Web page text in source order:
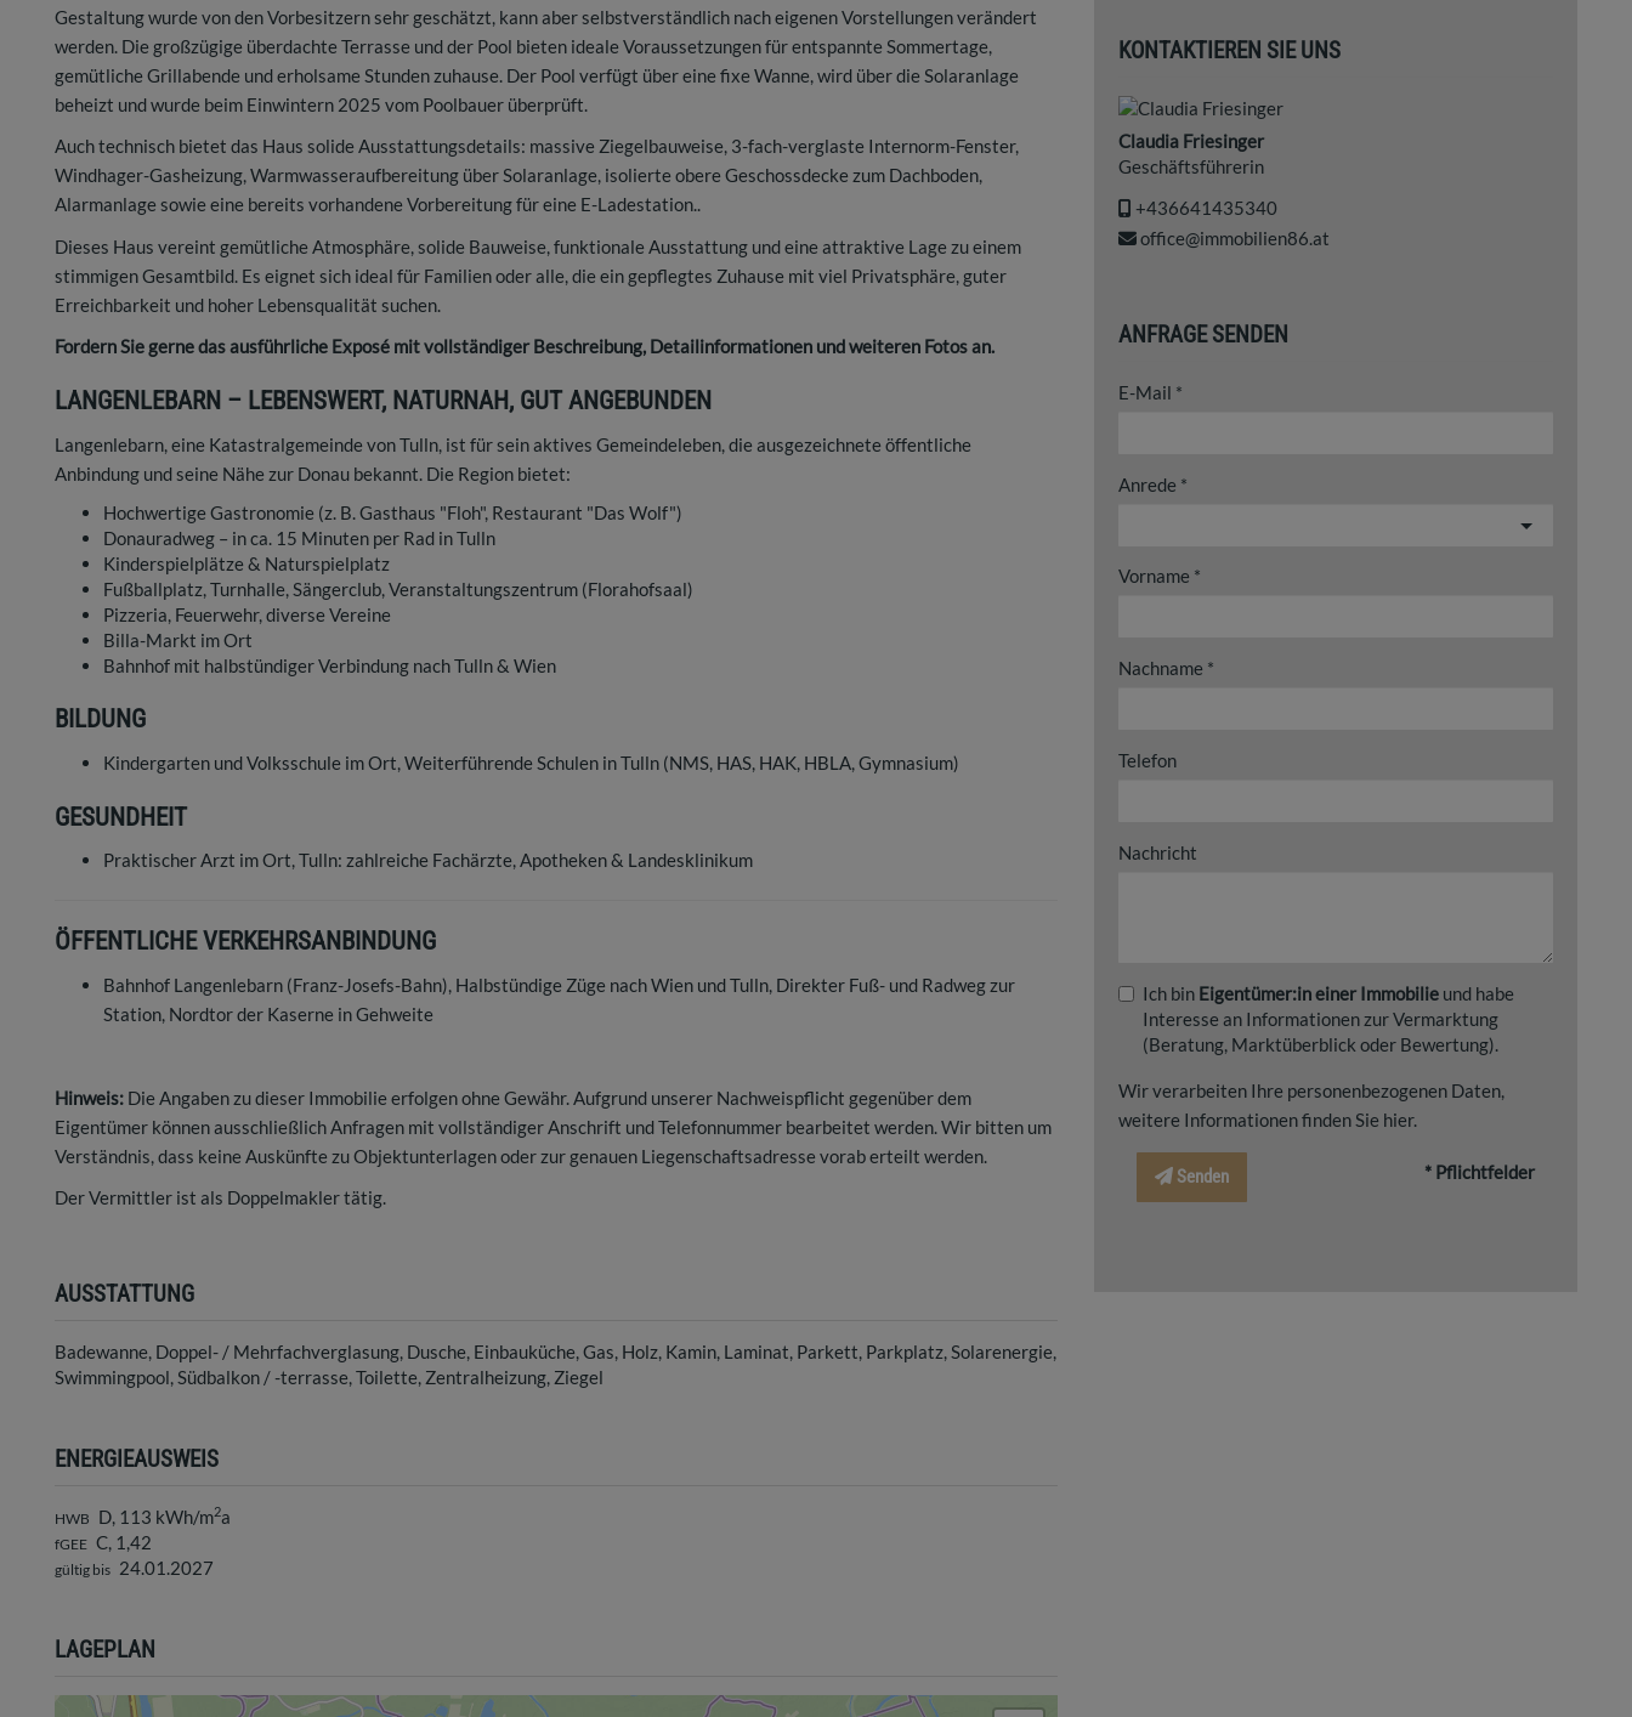
Gestaltung wurde von den Vorbesitzern sehr geschätzt, kann aber selbstverständlich nach eigenen Vorstellungen verändert
werden. Die großzügige überdachte Terrasse und der Pool bieten ideale Voraussetzungen für entspannte Sommertage,
gemütliche Grillabende und erholsame Stunden zuhause. Der Pool verfügt über eine fixe Wanne, wird über die Solaranlage
beheizt und wurde beim Einwintern 2025 vom Poolbauer überprüft.
Auch technisch bietet das Haus solide Ausstattungsdetails: massive Ziegelbauweise, 3-fach-verglaste Internorm-Fenster,
Windhager-Gasheizung, Warmwasseraufbereitung über Solaranlage, isolierte obere Geschossdecke zum Dachboden,
Alarmanlage sowie eine bereits vorhandene Vorbereitung für eine E-Ladestation..
Dieses Haus vereint gemütliche Atmosphäre, solide Bauweise, funktionale Ausstattung und eine attraktive Lage zu einem
stimmigen Gesamtbild. Es eignet sich ideal für Familien oder alle, die ein gepflegtes Zuhause mit viel Privatsphäre, guter
Erreichbarkeit und hoher Lebensqualität suchen.
Fordern Sie gerne das ausführliche Exposé mit vollständiger Beschreibung, Detailinformationen und weiteren Fotos an.
LANGENLEBARN – LEBENSWERT, NATURNAH, GUT ANGEBUNDEN
Langenlebarn, eine Katastralgemeinde von Tulln, ist für sein aktives Gemeindeleben, die ausgezeichnete öffentliche
Anbindung und seine Nähe zur Donau bekannt. Die Region bietet:
Hochwertige Gastronomie (z. B. Gasthaus "Floh", Restaurant "Das Wolf")
Donauradweg – in ca. 15 Minuten per Rad in Tulln
Kinderspielplätze & Naturspielplatz
Fußballplatz, Turnhalle, Sängerclub, Veranstaltungszentrum (Florahofsaal)
Pizzeria, Feuerwehr, diverse Vereine
Billa-Markt im Ort
Bahnhof mit halbstündiger Verbindung nach Tulln & Wien
BILDUNG
Kindergarten und Volksschule im Ort, Weiterführende Schulen in Tulln (NMS, HAS, HAK, HBLA, Gymnasium)
GESUNDHEIT
Praktischer Arzt im Ort, Tulln: zahlreiche Fachärzte, Apotheken & Landesklinikum
ÖFFENTLICHE VERKEHRSANBINDUNG
Bahnhof Langenlebarn (Franz-Josefs-Bahn), Halbstündige Züge nach Wien und Tulln, Direkter Fuß- und Radweg zur
Station, Nordtor der Kaserne in Gehweite
Hinweis: Die Angaben zu dieser Immobilie erfolgen ohne Gewähr. Aufgrund unserer Nachweispflicht gegenüber dem
Eigentümer können ausschließlich Anfragen mit vollständiger Anschrift und Telefonnummer bearbeitet werden. Wir bitten um
Verständnis, dass keine Auskünfte zu Objektunterlagen oder zur genauen Liegenschaftsadresse vorab erteilt werden.
Der Vermittler ist als Doppelmakler tätig.
AUSSTATTUNG
Badewanne Doppel- / Mehrfachverglasung Dusche Einbauküche Gas Holz Kamin Laminat Parkett Parkplatz Solarenergie
Swimmingpool Südbalkon / -terrasse Toilette Zentralheizung Ziegel
ENERGIEAUSWEIS
HWB D, 113 kWh/m2a
fGEE C, 1,42
gültig bis 24.01.2027
LAGEPLAN
KONTAKTIEREN SIE UNS
Claudia Friesinger
Geschäftsführerin
+436641435340
office@immobilien86.at
ANFRAGE SENDEN
E-Mail
Anrede
Vorname
Nachname
Telefon
Nachricht
Ich bin Eigentümer:in einer Immobilie und habe
Interesse an Informationen zur Vermarktung
(Beratung, Marktüberblick oder Bewertung).
Wir verarbeiten Ihre personenbezogenen Daten,
weitere Informationen finden Sie hier.
Senden * Pflichtfelder